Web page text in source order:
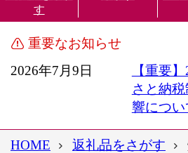
す
重要なお知らせ
2026年7月9日
【重要
さと納
響につい
HOME 返礼品をさがす